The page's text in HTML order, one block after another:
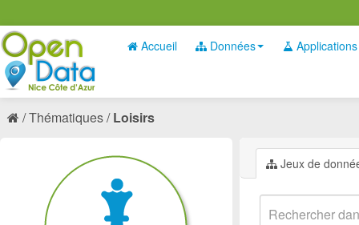
Accueil Données Applications
Thématiques Loisirs
Jeux de